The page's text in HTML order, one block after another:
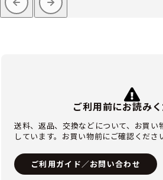
ご利用前にお読み
送料、返品、交換などについて、お買い
しています。お買い物前にご確認くださ
ご利用ガイド／お問い合わせ